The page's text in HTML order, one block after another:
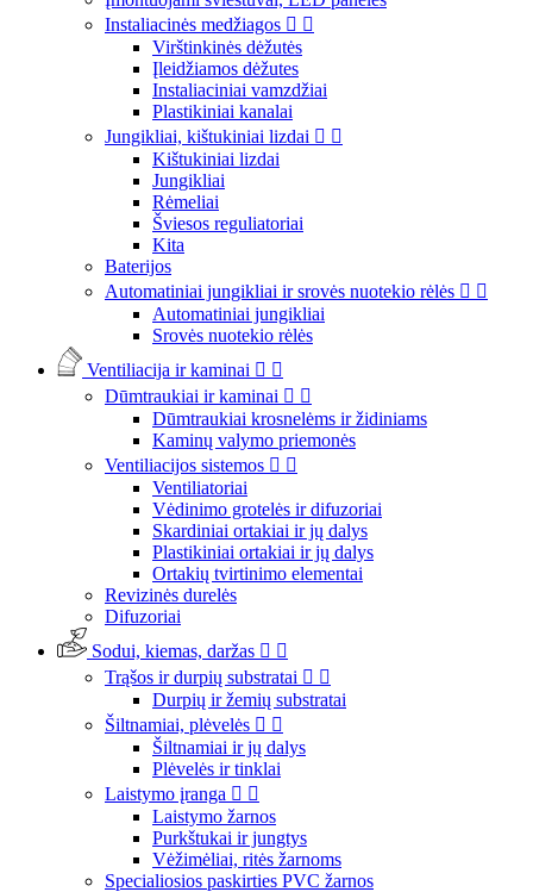
Instaliacinės medžiagos  
Virštinkinės dėžutės
Įleidžiamos dėžutes
Instaliaciniai vamzdžiai
Plastikiniai kanalai
Jungikliai, kištukiniai lizdai  
Kištukiniai lizdai
Jungikliai
Rėmeliai
Šviesos reguliatoriai
Kita
Baterijos
Automatiniai jungikliai ir srovės nuotekio rėlės  
Automatiniai jungikliai
Srovės nuotekio rėlės
Ventiliacija ir kaminai  
Dūmtraukiai ir kaminai  
Dūmtraukiai krosnelėms ir židiniams
Kaminų valymo priemonės
Ventiliacijos sistemos  
Ventiliatoriai
Vėdinimo grotelės ir difuzoriai
Skardiniai ortakiai ir jų dalys
Plastikiniai ortakiai ir jų dalys
Ortakių tvirtinimo elementai
Revizinės durelės
Difuzoriai
Sodui, kiemas, daržas  
Trąšos ir durpių substratai  
Durpių ir žemių substratai
Šiltnamiai, plėvelės  
Šiltnamiai ir jų dalys
Plėvelės ir tinklai
Laistymo įranga  
Laistymo žarnos
Purkštukai ir jungtys
Vėžimėliai, ritės žarnoms
Specialiosios paskirties PVC žarnos